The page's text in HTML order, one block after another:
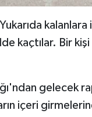
kaçtılar. Bir kişi
gelecek
içeri